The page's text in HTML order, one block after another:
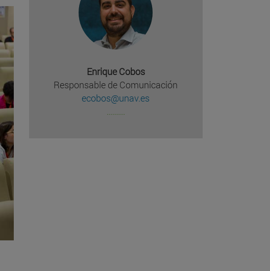
Enrique Cobos
Responsable de Comunicación
ecobos@unav.es
.........